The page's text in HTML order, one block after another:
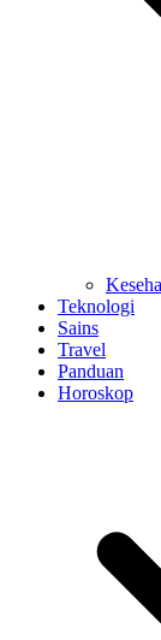
Teknologi
Sains
Travel
Panduan
Horoskop